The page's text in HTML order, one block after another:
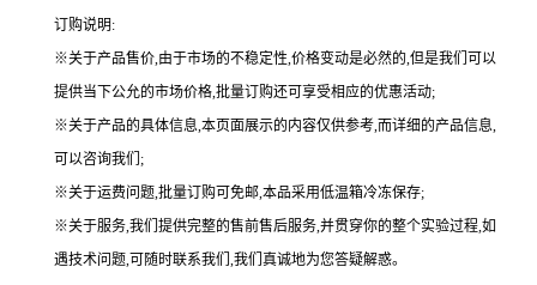
订购说明:
※关于产品售价,由于市场的不稳定性,价格变动是必然的,但是我们可以
提供当下公允的市场价格,批量订购还可享受相应的优惠活动;
※关于产品的具体信息,本页面展示的内容仅供参考,而详细的产品信息,
可以咨询我们;
※关于运费问题,批量订购可免邮,本品采用低温箱冷冻保存;
※关于服务,我们提供完整的售前售后服务,并贯穿你的整个实验过程,如
遇技术问题,可随时联系我们,我们真诚地为您答疑解惑。